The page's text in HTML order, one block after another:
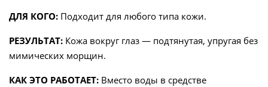
ДЛЯ КОГО: Подходит для любого типа кожи.
РЕЗУЛЬТАТ: Кожа вокруг глаз — подтянутая, упругая без
мимических морщин.
КАК ЭТО РАБОТАЕТ: Вместо воды в средстве